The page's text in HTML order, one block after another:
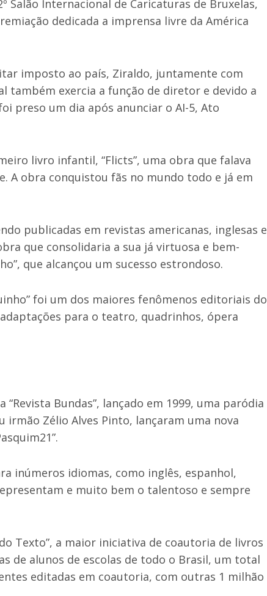
Salão Internacional de Caricaturas de Bruxelas,
dedicada a imprensa livre da América
imposto ao país, Ziraldo, juntamente com
também exercia a função de diretor e devido a
preso um dia após anunciar o AI-5, Ato
livro infantil, “Flicts”, uma obra que falava
A obra conquistou fãs no mundo todo e já em
publicadas em revistas americanas, inglesas e
que consolidaria a sua já virtuosa e bem-
que alcançou um sucesso estrondoso.
foi um dos maiores fenômenos editoriais do
para o teatro, quadrinhos, ópera
Bundas”, lançado em 1999, uma paródia
irmão Zélio Alves Pinto, lançaram uma nova
inúmeros idiomas, como inglês, espanhol,
e muito bem o talentoso e sempre
Texto”, a maior iniciativa de coautoria de livros
de alunos de escolas de todo o Brasil, um total
editadas em coautoria, com outras 1 milhão